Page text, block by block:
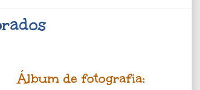
Álbum de fotografia: